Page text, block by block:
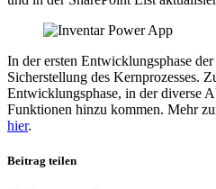
In der ersten Entwicklungsphase
Sicherstellung des Kernprozesses.
Entwicklungsphase, in der diverse
Funktionen hinzu kommen. Mehr
hier.
Beitrag teilen